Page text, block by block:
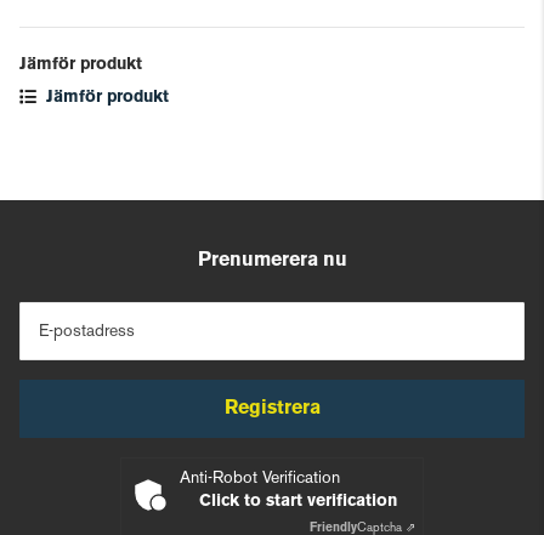
Jämför produkt
Jämför produkt
Prenumerera nu
E-postadress
Registrera
Anti-Robot Verification
Click to start verification
FriendlyCaptcha ⇗